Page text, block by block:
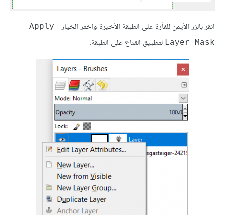
انقر بالزر الأيمن للفأرة على الطبقة الأخيرة واختر الخيار
Apply
Layer Mask لتطبيق القناع على الطبقة.